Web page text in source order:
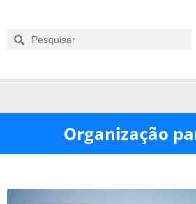
Organização